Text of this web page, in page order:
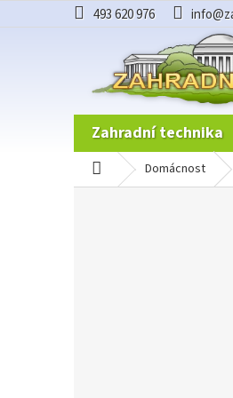
na
493 620 976
zahradní technika
domů domácnost